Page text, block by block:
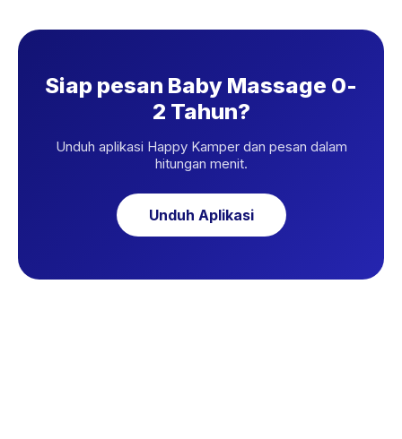
Siap pesan Baby Massage 0-
2 Tahun?
Unduh aplikasi Happy Kamper dan pesan dalam
hitungan menit.
Unduh Aplikasi